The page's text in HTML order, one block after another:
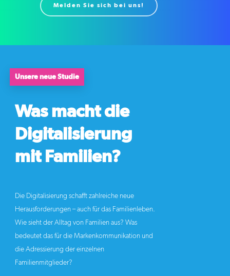
Melden Sie sich bei uns!
Unsere neue Studie
Was macht die
Digitalisierung
mit Familien?
Die Digitalisierung schafft zahlreiche neue
Herausforderungen – auch für das Familienleben.
Wie sieht der Alltag von Familien aus? Was
bedeutet das für die Markenkommunikation und
die Adressierung der einzelnen
Familienmitglieder?